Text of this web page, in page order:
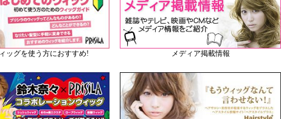
ッグを使う方におすすめ! メディア掲載情報